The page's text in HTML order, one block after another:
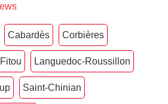
Cabardès Corbières
Fitou Languedoc-Roussillon
Saint-Chinian